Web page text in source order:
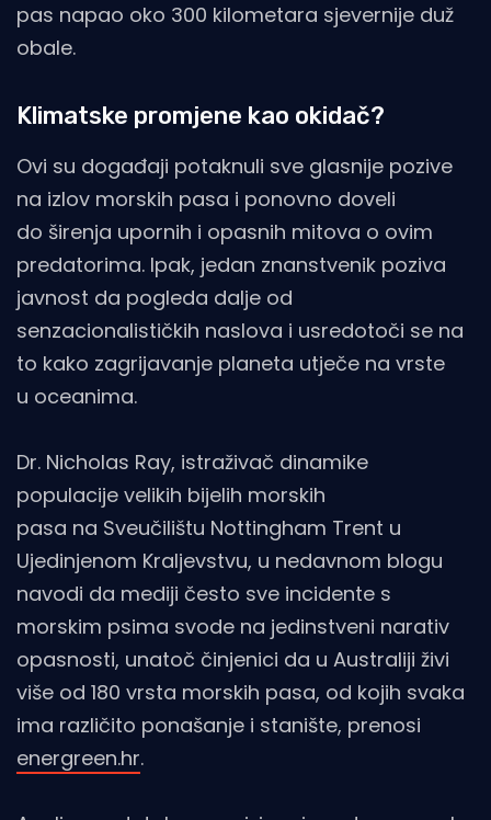
pas napao oko 300 kilometara sjevernije duž
obale.
Klimatske promjene kao okidač?
Ovi su događaji potaknuli sve glasnije pozive
na izlov morskih pasa i ponovno doveli
do širenja upornih i opasnih mitova o ovim
predatorima. Ipak, jedan znanstvenik poziva
javnost da pogleda dalje od
senzacionalističkih naslova i usredotoči se na
to kako zagrijavanje planeta utječe na vrste
u oceanima.
Dr. Nicholas Ray, istraživač dinamike
populacije velikih bijelih morskih
pasa na Sveučilištu Nottingham Trent u
Ujedinjenom Kraljevstvu, u nedavnom blogu
navodi da mediji često sve incidente s
morskim psima svode na jedinstveni narativ
opasnosti, unatoč činjenici da u Australiji živi
više od 180 vrsta morskih pasa, od kojih svaka
ima različito ponašanje i stanište, prenosi
energreen.hr.